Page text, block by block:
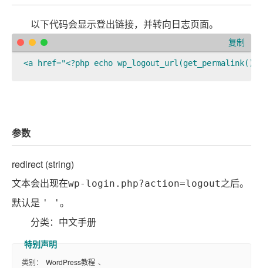
以下代码会显示登出链接，并转向日志页面。
复制
参数
redirect (string)
文本会出现在wp-login.php?action=logout之后。
默认是 ' ' 。
分类：中文手册
类别： WordPress教程 、